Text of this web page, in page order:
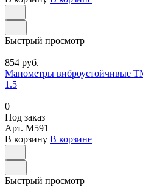
Быстрый просмотр
854 руб.
Манометры виброустойчивые
1.5
0
Под заказ
Арт. M591
В корзину В корзине
Быстрый просмотр